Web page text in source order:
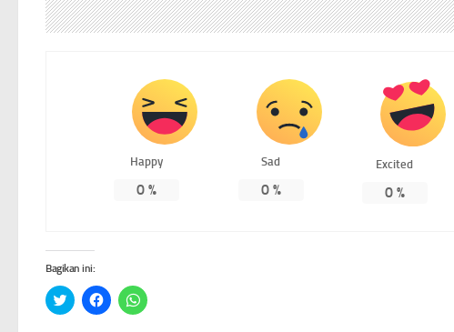
Happy
0 %
Sad
0%
Excited
0%
Bagikan ini:
Klik
untuk
Klik
untuk
Klik
untuk